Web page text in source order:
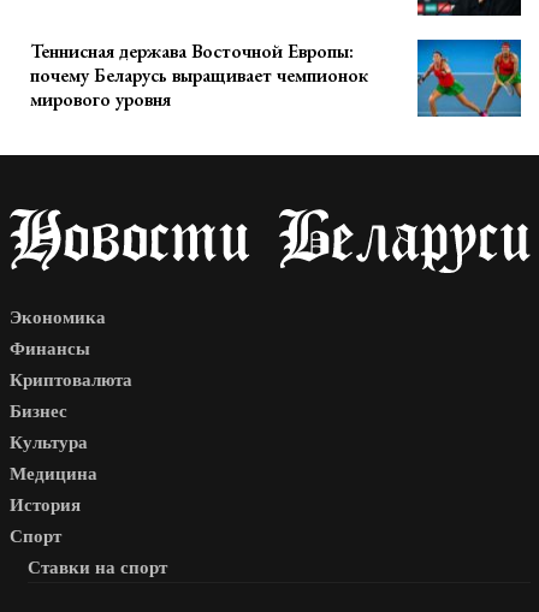
Теннисная держава Восточной Европы:
почему Беларусь выращивает чемпионок
мирового уровня
Экономика
Финансы
Криптовалюта
Бизнес
Культура
Медицина
История
Спорт
Ставки на спорт